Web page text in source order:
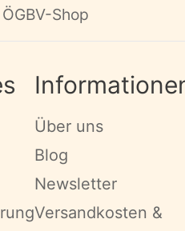
Shop
Über uns
Blog
Newsletter
Versandkosten &